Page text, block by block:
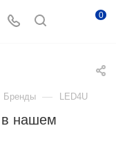
0
Бренды — LED4U
в нашем